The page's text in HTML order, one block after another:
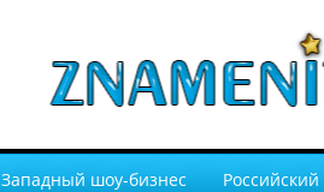
Западный шоу-бизнес